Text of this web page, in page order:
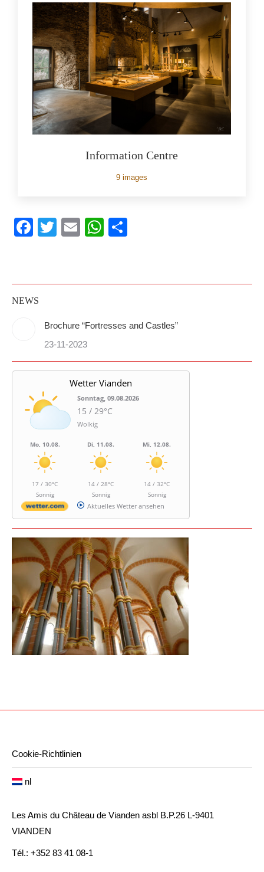
Information Centre
9 images
Facebook
Twitter
EmailWhatsApp
NEWS
Brochure “Fortresses and Castles”
23-11-2023
Wetter Vianden
Sonntag, 09.08.2026
15 / 29°C
Wolkig
Mo, 10.08.
17 / 30°C
Sonnig
Di, 11.08.
14 / 28°C
Sonnig
Mi, 12.08.
14 / 32°C
Sonnig
Aktuelles Wetter ansehen
Cookie-Richtlinien
nl
Les Amis du Château de Vianden asbl B.P.26 L-9401
VIANDEN
Tél.: +352 83 41 08-1